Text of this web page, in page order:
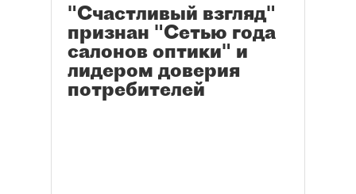
"Счастливый взгляд"
признан "Сетью года
салонов оптики" и
лидером доверия
потребителей